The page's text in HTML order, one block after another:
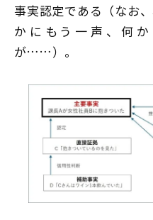
事実認定である（なお
かにもう一声、何
が……）。